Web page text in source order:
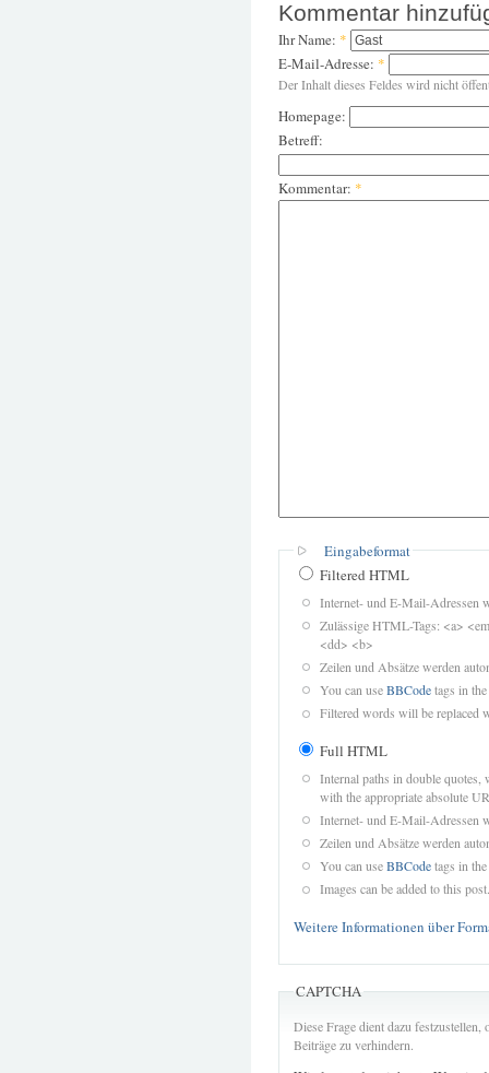
Kommentar
Ihr Name: *
E-Mail-Adresse: *
Der Inhalt dieses Feldes wird nicht
Homepage:
Betreff:
Kommentar: *
Eingabeformat
Filtered HTML
Internet- und E-Mail-Adressen
Zulässige HTML-Tags: <a>
<dd> <b>
Zeilen und Absätze werden
You can useBBCodetags in
Filtered words will be replaced
Full HTML
Internal paths in double quotes,
with the appropriate absolute
Internet- und E-Mail-Adressen
Zeilen und Absätze werden
You can useBBCodetags in
Images can be added to this post.
Weitere Informationen über
CAPTCHA
Diese Frage dient dazu
Beiträge zu verhindern.